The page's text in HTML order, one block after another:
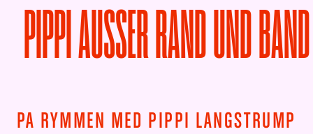
PIPPI AUSSER RAND UND BAND
PA RYMMEN MED PIPPI LANGSTRUMP